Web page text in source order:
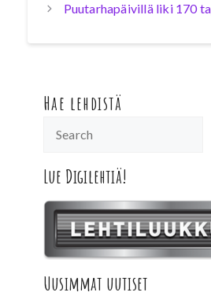
Puutarhapäivillä liki 170
Hae lehdistä
Lue Digilehtiä!
Uusimmat uutiset